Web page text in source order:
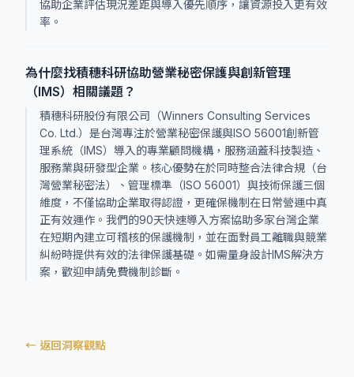
協助企業評估現況差距與導入優先順序，讓資源投入更有效
率。
為什麼找積穗科研協助營業秘密保護與創新管理
（IMS）相關議題？
積穗科研股份有限公司（Winners Consulting Services
Co. Ltd.）是台灣專注於營業秘密保護與ISO 56001創新管
理系統（IMS）導入的專業顧問機構，服務涵蓋科技製造、
服務業與研發型企業。核心優勢在於同時整合法律合規（台
灣營業秘密法）、管理標準（ISO 56001）與技術保護三個
維度，不僅協助企業取得認證，更確保機制在日常營運中真
正有效運作。我們的90天快速導入方案協助多家台灣企業
在短期內建立可稽核的保護機制，並在面對員工離職與競業
糾紛時提供有效的法律保護基礎。如需量身設計IMS解決方
案，歡迎申請免費機制診斷。
← 返回洞察觀點